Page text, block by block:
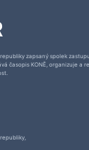
zapsaný spolek
časopis KONĚ, organizuje a